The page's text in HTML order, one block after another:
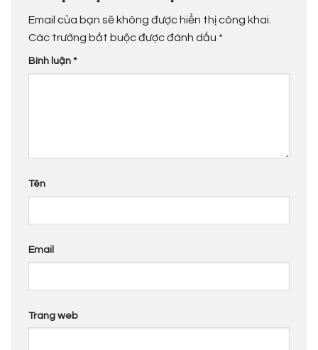
Email của bạn sẽ không được hiển thị công khai.
Các trường bắt buộc được đánh dấu *
Bình luận *
Tên
Email
Trang web